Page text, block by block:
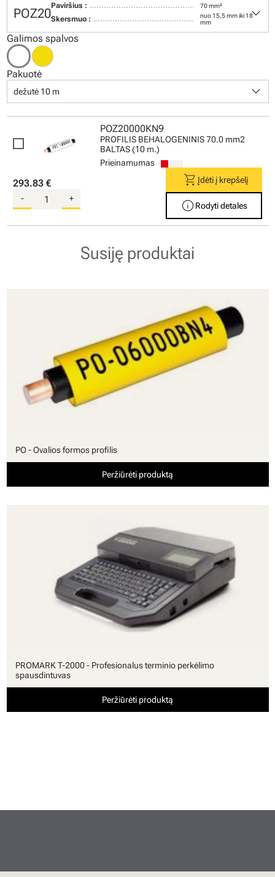
POZ20
Paviršius : 70 mm²
Skersmuo :
nuo 15,5 mm iki 18
mm
keyboard_arrow_down
Galimos spalvos
Pakuotė
dežutė 10 m keyboard_arrow_down
POZ20000KN9
PROFILIS BEHALOGENINIS 70.0 mm2
BALTAS (10 m.)
Prieinamumas
293.83 €
- +
shopping_cartĮdėti į krepšelį
info Rodyti detales
Susiję produktai
PO - Ovalios formos profilis
Peržiūrėti produktą
PROMARK T-2000 - Profesionalus terminio perkėlimo
spausdintuvas
Peržiūrėti produktą